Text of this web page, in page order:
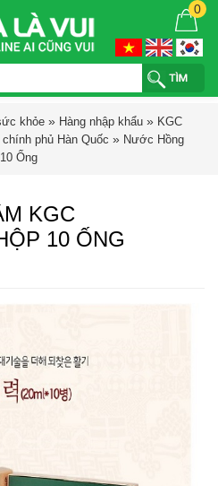
0
khỏe » Hàng nhập khẩu » KGC
phủ Hàn Quốc » Nước Hồng
Ống
KGC
10 ỐNG